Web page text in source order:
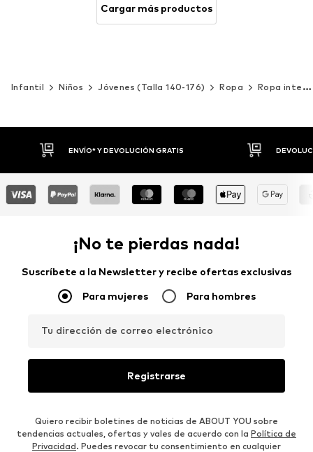
Cargar más productos
Infantil Niños Jóvenes (Talla 140-176) Ropa Ropa interior
DEVOLUCIONES HASTA 30 DÍAS
¡No te pierdas nada!
Suscríbete a la Newsletter y recibe ofertas exclusivas
Para mujeres Para hombres
Tu dirección de correo electrónico
Registrarse
Quiero recibir boletines de noticias de ABOUT YOU sobre
tendencias actuales, ofertas y vales de acuerdo con la Política de
Privacidad. Puedes revocar tu consentimiento en cualquier